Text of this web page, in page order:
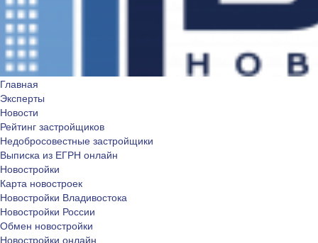
Главная
Эксперты
Новости
Рейтинг застройщиков
Недобросовестные застройщики
Выписка из ЕГРН онлайн
Новостройки
Карта новостроек
Новостройки Владивостока
Новостройки России
Обмен новостройки
Новостройки онлайн